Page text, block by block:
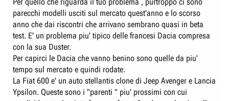
parecchi modelli usciti sul mercato quest'anno e lo scorso
anno che dai riscontri che arrivano sembrano quasi in beta
test. E' un problema piu' tipico delle francesi Dacia compresa
con la sua Duster.
Per capirci le Dacia che vanno benino sono quelle da piu'
tempo sul mercato e quindi rodate.
La Fiat 600 e' un auto stellantis clone di Jeep Avenger e Lancia
Ypsilon. Queste sono i "parenti " piu' prossimi con cui